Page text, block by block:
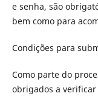
e senha, são
bem como para
Condições para
Como parte do
obrigados a